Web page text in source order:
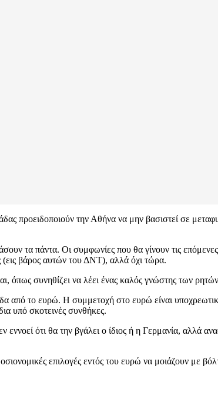
προειδοποιούν την Αθήνα να μην βασιστεί σε
τα πάντα. Οι συμφωνίες που θα γίνουν τις
(εις βάρος αυτών του ΔΝΤ), αλλά όχι τώρα.
όπως συνηθίζει να λέει ένας καλός γνώστης των
από το ευρώ. Η συμμετοχή στο ευρώ είναι
υπό σκοτεινές συνθήκες.
ότι θα την βγάλει ο ίδιος ή η Γερμανία, αλλά
επιλογές εντός του ευρώ να μοιάζουν με